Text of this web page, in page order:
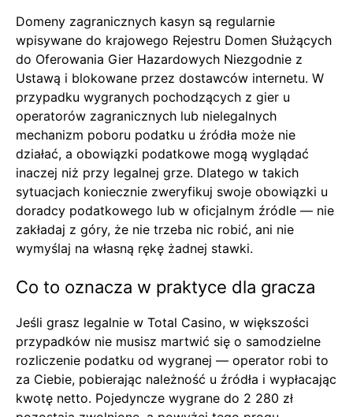
Domeny zagranicznych kasyn są regularnie
wpisywane do krajowego Rejestru Domen Służących
do Oferowania Gier Hazardowych Niezgodnie z
Ustawą i blokowane przez dostawców internetu. W
przypadku wygranych pochodzących z gier u
operatorów zagranicznych lub nielegalnych
mechanizm poboru podatku u źródła może nie
działać, a obowiązki podatkowe mogą wyglądać
inaczej niż przy legalnej grze. Dlatego w takich
sytuacjach koniecznie zweryfikuj swoje obowiązki u
doradcy podatkowego lub w oficjalnym źródle — nie
zakładaj z góry, że nie trzeba nic robić, ani nie
wymyślaj na własną rękę żadnej stawki.
Co to oznacza w praktyce dla gracza
Jeśli grasz legalnie w Total Casino, w większości
przypadków nie musisz martwić się o samodzielne
rozliczenie podatku od wygranej — operator robi to
za Ciebie, pobierając należność u źródła i wypłacając
kwotę netto. Pojedyncze wygrane do 2 280 zł